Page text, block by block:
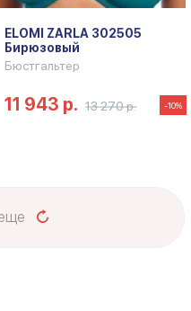
ELOMI ZARLA 302505
Бирюзовый
Бюстгальтер
11 943 р. 13 270 р. -10%